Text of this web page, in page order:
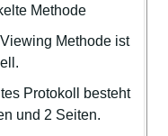
Methode
Methode ist
Protokoll besteht
und 2 Seiten.